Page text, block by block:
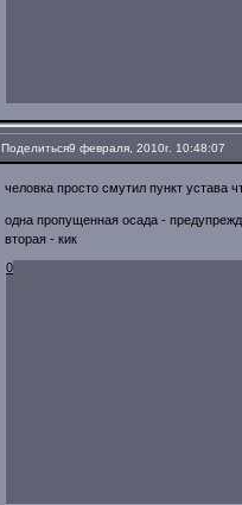
Поделиться9 февраля, 2010г. 10:48:07
человка просто смутил пункт устава
одна пропущенная осада -
вторая - кик
0